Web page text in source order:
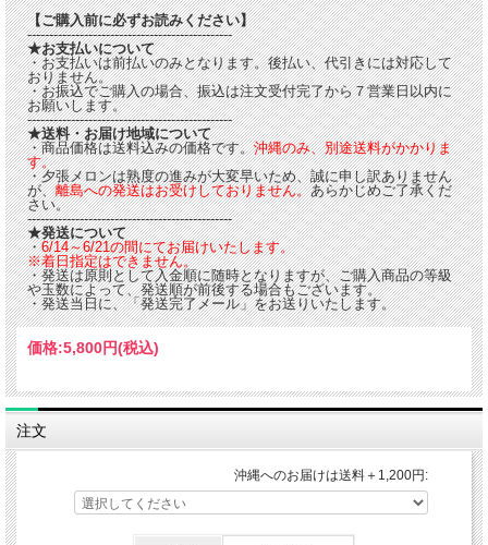
落花生を含む製品を製造しております。
【ご購入前に必ずお読みください】
-----------------------------------------------
★お支払いについて
・お支払いは前払いのみとなります。後払い、代引きには対応して
おりません。
・お振込でご購入の場合、振込は注文受付完了から７営業日以内に
お願いします。
-----------------------------------------------
★送料・お届け地域について
・商品価格は送料込みの価格です。沖縄のみ、別途送料がかかりま
す。
・夕張メロンは熟度の進みが大変早いため、誠に申し訳ありません
が、離島への発送はお受けしておりません。あらかじめご了承くだ
さい。
-----------------------------------------------
★発送について
・6/14～6/21の間にてお届けいたします。
※着日指定はできません。
・発送は原則として入金順に随時となりますが、ご購入商品の等級
や玉数によって、発送順が前後する場合もございます。
・発送当日に、「発送完了メール」をお送りいたします。
価格:5,800円(税込)
注文
沖縄へのお届けは送料＋1,200円: